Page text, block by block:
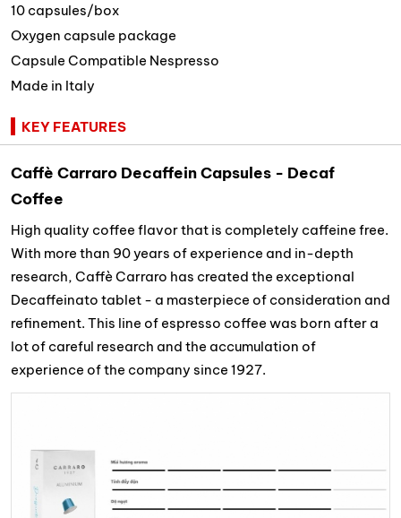
10 capsules/box
Oxygen capsule package
Capsule Compatible Nespresso
Made in Italy
KEY FEATURES
Caffè Carraro Decaffein Capsules - Decaf
Coffee
High quality coffee flavor that is completely caffeine free.
With more than 90 years of experience and in-depth
research, Caffè Carraro has created the exceptional
Decaffeinato tablet - a masterpiece of consideration and
refinement. This line of espresso coffee was born after a
lot of careful research and the accumulation of
experience of the company since 1927.